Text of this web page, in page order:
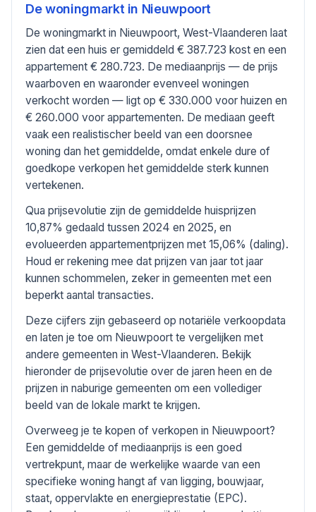
De woningmarkt in Nieuwpoort
De woningmarkt in Nieuwpoort, West-Vlaanderen laat
zien dat een huis er gemiddeld € 387.723 kost en een
appartement € 280.723. De mediaanprijs — de prijs
waarboven en waaronder evenveel woningen
verkocht worden — ligt op € 330.000 voor huizen en
€ 260.000 voor appartementen. De mediaan geeft
vaak een realistischer beeld van een doorsnee
woning dan het gemiddelde, omdat enkele dure of
goedkope verkopen het gemiddelde sterk kunnen
vertekenen.
Qua prijsevolutie zijn de gemiddelde huisprijzen
10,87% gedaald tussen 2024 en 2025, en
evolueerden appartementprijzen met 15,06% (daling).
Houd er rekening mee dat prijzen van jaar tot jaar
kunnen schommelen, zeker in gemeenten met een
beperkt aantal transacties.
Deze cijfers zijn gebaseerd op notariële verkoopdata
en laten je toe om Nieuwpoort te vergelijken met
andere gemeenten in West-Vlaanderen. Bekijk
hieronder de prijsevolutie over de jaren heen en de
prijzen in naburige gemeenten om een vollediger
beeld van de lokale markt te krijgen.
Overweeg je te kopen of verkopen in Nieuwpoort?
Een gemiddelde of mediaanprijs is een goed
vertrekpunt, maar de werkelijke waarde van een
specifieke woning hangt af van ligging, bouwjaar,
staat, oppervlakte en energieprestatie (EPC).